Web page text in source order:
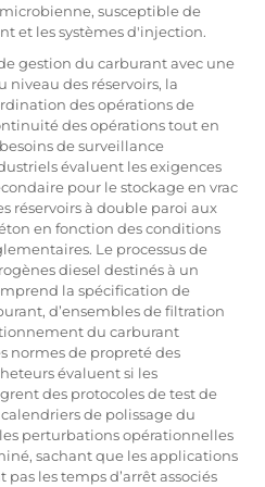
susceptible de
et les systèmes d'injection.
gestion du carburant avec une
des réservoirs, la
des opérations de
des opérations tout en
de surveillance
évaluent les exigences
pour le stockage en vrac
réservoirs à double paroi aux
en fonction des conditions
Le processus de
diesel destinés à un
la spécification de
d’ensembles de filtration
du carburant
normes de propreté des
évaluent si les
des protocoles de test de
de polissage du
perturbations opérationnelles
sachant que les applications
les temps d’arrêt associés